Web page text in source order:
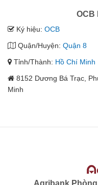
OCB
Ký hiệu: OCB
Quận/Huyện: Quận 8
Tỉnh/Thành: Hồ Chí Minh
8152 Dương Bá Trạc,
Minh